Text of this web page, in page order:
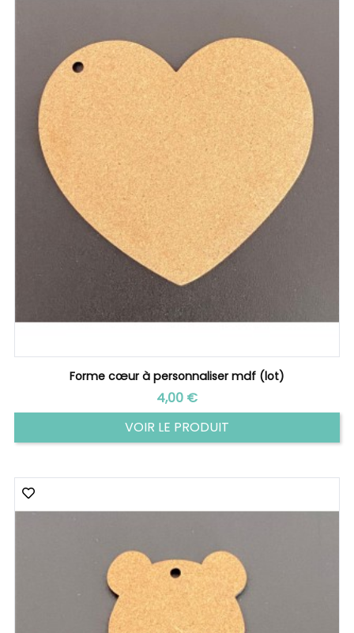
Forme cœur à personnaliser mdf (lot)
Prix
4,00 €
VOIR LE PRODUIT